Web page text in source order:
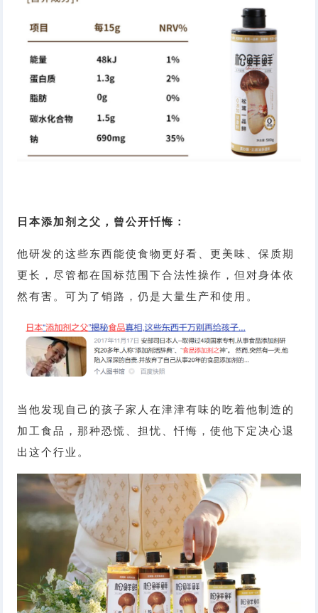
日本添加剂之父，曾公开忏悔：
他研发的这些东西能使食物更好看、更美味、保质期
更长，尽管都在国标范围下合法性操作，但对身体依
然有害。可为了销路，仍是大量生产和使用。
当他发现自己的孩子家人在津津有味的吃着他制造的
加工食品，那种恐慌、担忧、忏悔，使他下定决心退
出这个行业。